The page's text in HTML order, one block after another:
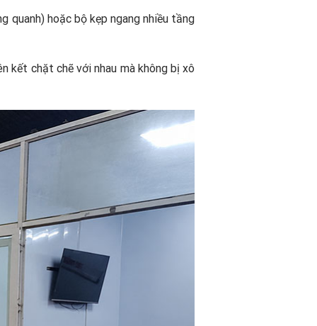
quanh) hoặc bộ kẹp ngang nhiều tầng
kết chặt chẽ với nhau mà không bị xô